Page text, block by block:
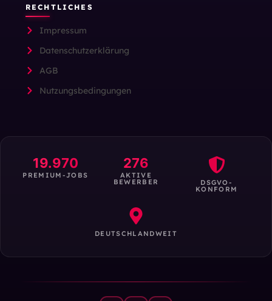
RECHTLICHES
Impressum
Datenschutzerklärung
AGB
Nutzungsbedingungen
19.970
PREMIUM-JOBS
276
AKTIVE
BEWERBER DSGVO-
KONFORM
DEUTSCHLANDWEIT